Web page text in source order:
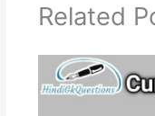
Related